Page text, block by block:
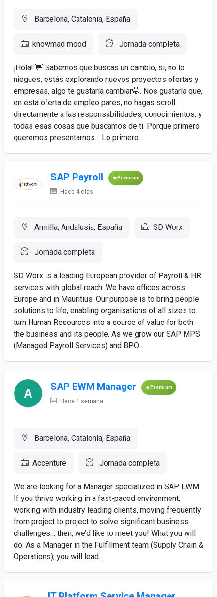
Barcelona, Catalonia, España
knowmad mood Jornada completa
¡Hola! 👋 Sabemos que buscas un cambio, sí, no lo
niegues, estás explorando nuevos proyectos ofertas y
empresas, algo te gustaría cambiar🤭. Nos gustaría que,
en esta oferta de empleo pares, no hagas scroll
directamente a las responsabilidades, conocimientos, y
todas esas cosas que buscamos de ti. Porque primero
queremos presentarnos… Lo primero...
SAP Payroll Premium
Hace 4 días
Armilla, Andalusia, España SD Worx
Jornada completa
SD Worx is a leading European provider of Payroll & HR
services with global reach. We have offices across
Europe and in Mauritius. Our purpose is to bring people
solutions to life, enabling organisations of all sizes to
turn Human Resources into a source of value for both
the business and its people. As we grow our SAP MPS
(Managed Payroll Services) and BPO...
SAP EWM Manager Premium
Hace 1 semana
Barcelona, Catalonia, España
Accenture Jornada completa
We are looking for a Manager specialized in SAP EWM.
If you thrive working in a fast-paced environment,
working with industry leading clients, moving frequently
from project to project to solve significant business
challenges… then, we’d like to meet you! What you will
do: As a Manager in the Fulfillment team (Supply Chain &
Operations), you will lead...